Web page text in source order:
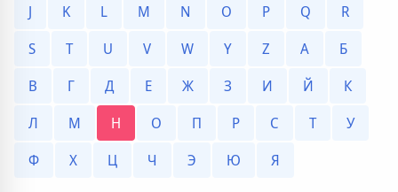
J
K L M N O P Q
R
S
T U V W Y Z А
Б
В
Г Д Е Ж З И Й
К
Л
М Н О П Р С Т
У
Ф
Х Ц Ч Э Ю Я